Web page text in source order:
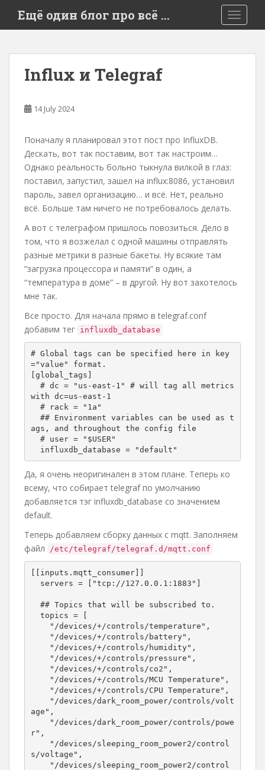
i
Ещё один блог про всё …
Influx и Telegraf
14 July 2024
Поначалу я планировал этот пост про InfluxDB.
Дескать, вот так поставим, вот так настроим…
Однако реальность больно тыкнула вилкой в глаз:
поставил, запустил, зашел на influx:8086, установил
пароль, завел организацию… и всё. Нет, реально
всё. Больше там ничего не потребовалось делать.
А вот с телеграфом пришлось повозиться. Дело в
том, что я возжелал с одной машины отправлять
разные метрики в разные бакеты. Ну всякие там
“загрузка процессора и памяти” в один, а
“температура в доме” – в другой. Ну вот захотелось
мне так.
Все просто. Для начала прямо в telegraf.conf
добавим тег influxdb_database
# Global tags can be specified here in key
="value" format.
[global_tags]
with dc=us-east-1
ags, and throughout the config file
  influxdb_database = "default"
Да, я очень неоригинален в этом плане. Теперь ко
всему, что собирает telegraf по умолчанию
добавляется тэг influxdb_database со значением
default.
Теперь добавляем сборку данных с mqtt. Заполняем
файл
/etc/telegraf/telegraf.d/mqtt.conf
[[inputs.mqtt_consumer]]
age",
r",
s/voltage",